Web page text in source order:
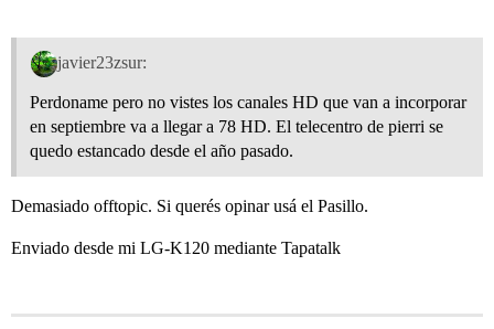
javier23zsur:
Perdoname pero no vistes los canales HD que van a incorporar
en septiembre va a llegar a 78 HD. El telecentro de pierri se
quedo estancado desde el año pasado.
Demasiado offtopic. Si querés opinar usá el Pasillo.
Enviado desde mi LG-K120 mediante Tapatalk